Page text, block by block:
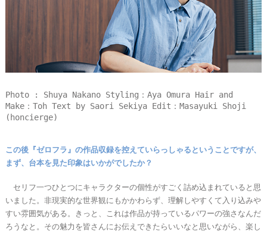
Photo : Shuya Nakano Styling：Aya Omura Hair and
Make：Toh Text by Saori Sekiya Edit：Masayuki Shoji
(honcierge)
この後『ゼロフラ』の作品収録を控えていらっしゃるということですが、
まず、台本を見た印象はいかがでしたか？
セリフ一つひとつにキャラクターの個性がすごく詰め込まれていると思
いました。非現実的な世界観にもかかわらず、理解しやすくて入り込みや
すい雰囲気がある。きっと、これは作品が持っているパワーの強さなんだ
ろうなと。その魅力を皆さんにお伝えできたらいいなと思いながら、楽し